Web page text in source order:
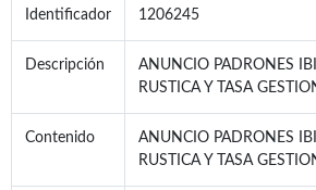
Identificador 1206245
Descripción
ANUNCIO PADRONES
RUSTICA Y TASA
Contenido
ANUNCIO PADRONES
RUSTICA Y TASA